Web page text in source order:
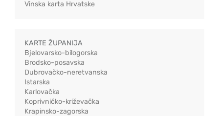
Vinska karta Hrvatske
KARTE ŽUPANIJA
Bjelovarsko-bilogorska
Brodsko-posavska
Dubrovačko-neretvanska
Istarska
Karlovačka
Koprivničko-križevačka
Krapinsko-zagorska